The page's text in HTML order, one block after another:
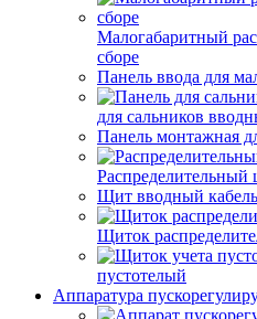
Малогабаритный
сборе
Панель ввода для
для сальников
Панель монтажная
Распределительный
Щит вводный
Щиток
пустотелый
Аппаратура